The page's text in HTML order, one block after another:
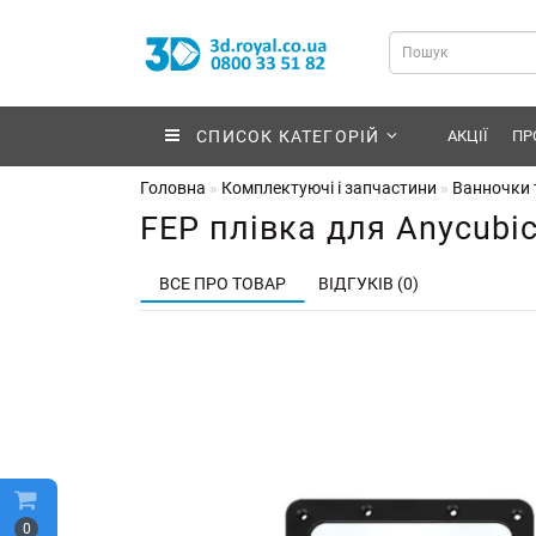
0
СПИСОК КАТЕГОРІЙ АКЦІЇ
Головна Комплектуючі і запчастини Ванночки
FEP плівка для
ВСЕ ПРО ТОВАР ВІДГУКІВ (0)